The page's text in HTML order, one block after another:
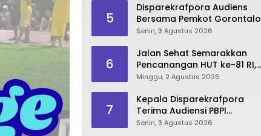
5
Disparekrafpora Audiens
Bersama Pemkot Gorontalo
Bahas Dukungan GKK 2026
Senin, 3 Agustus 2026
6
Jalan Sehat Semarakkan
Pencanangan HUT ke-81 RI,
Danau Perintis Jadi Etalase
Minggu, 2 Agustus 2026
7
Kepala Disparekrafpora
Terima Audiensi PBPI
Gorontalo.
Senin, 3 Agustus 2026